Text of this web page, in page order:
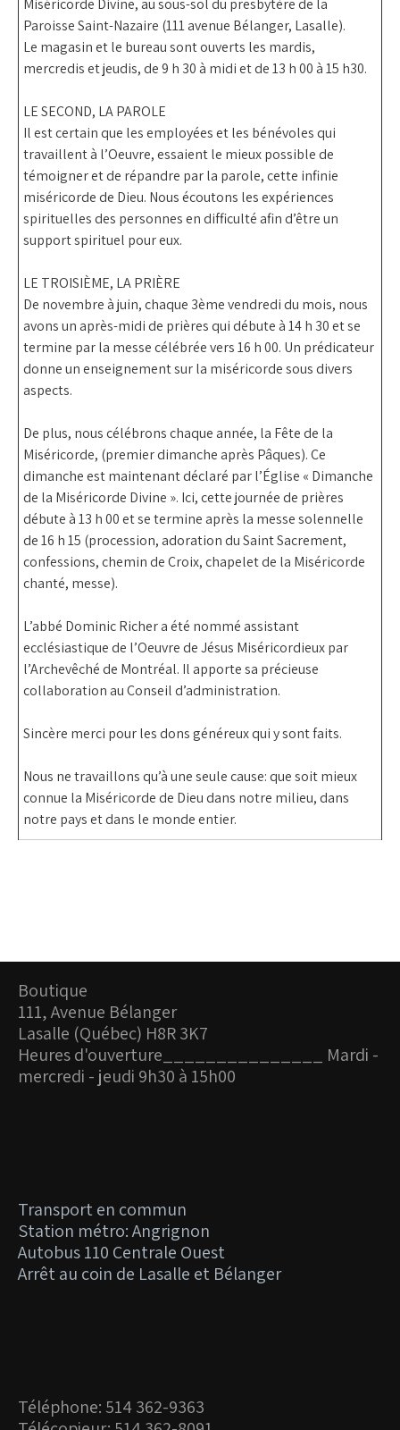
Miséricorde Divine, au sous-sol du presbytère de la
Paroisse Saint-Nazaire (111 avenue Bélanger, Lasalle).
Le magasin et le bureau sont ouverts les mardis,
mercredis et jeudis, de9 h 30 à midiet de13 h 00 à 15 h30.
LE SECOND, LA PAROLE
Il est certain que les employées et les bénévoles qui
travaillent à l’Oeuvre, essaient le mieux possible de
témoigner et de répandre par la parole, cette infinie
miséricorde de Dieu. Nous écoutons les expériences
spirituelles des personnes en difficulté afin d’être un
support spirituel pour eux.
LE TROISIÈME, LA PRIÈRE
De novembre à juin,chaque 3ème vendredi du mois, nous
avons unaprès-midi de prièresqui débute à14 h 30et se
termine par la messe célébrée vers 16 h 00. Un prédicateur
donne un enseignement sur la miséricorde sous divers
aspects.
De plus, nous célébrons chaque année, la Fête de la
Miséricorde, (premier dimanche après Pâques). Ce
dimanche est maintenant déclaré par l’Église « Dimanche
de la Miséricorde Divine ». Ici,cette journée de prières
débute à 13 h 00 et se termine après la messe solennelle
de 16 h 15 (procession, adoration du Saint Sacrement,
confessions, chemin de Croix, chapelet de la Miséricorde
chanté, messe).
L’abbé Dominic Richera été nommé assistant
ecclésiastique de l’Oeuvre de Jésus Miséricordieux par
l’Archevêché de Montréal. Il apporte sa précieuse
collaboration au Conseil d’administration.
Sincère merci pour les dons généreux qui y sont faits.
Nous ne travaillons qu’à une seule cause: que soit mieux
connue la Miséricorde de Dieu dans notre milieu, dans
notre pays et dans le monde entier.
Boutique
111, Avenue Bélanger
Lasalle (Québec) H8R 3K7
Heures d'ouverture_
______________ Mardi -
mercredi - jeudi 9h30 à 15h00
Transport en commun
Station métro: Angrignon
Autobus 110 Centrale Ouest
Arrêt au coin de Lasalle et Bélanger
Téléphone: 514 362-9363